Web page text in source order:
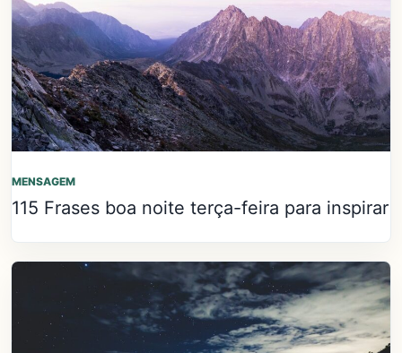
MENSAGEM
115 Frases boa noite terça-feira para inspirar